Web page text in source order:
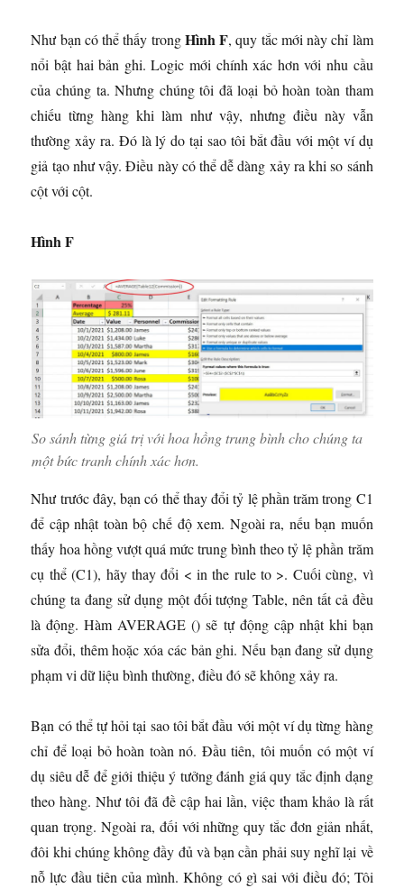
Như bạn có thể thấy trongHình F, quy tắc mới này chỉ làm
nổi bật hai bản ghi. Logic mới chính xác hơn với nhu cầu
của chúng ta. Nhưng chúng tôi đã loại bỏ hoàn toàn tham
chiếu từng hàng khi làm như vậy, nhưng điều này vẫn
thường xảy ra. Đó là lý do tại sao tôi bắt đầu với một ví dụ
giả tạo như vậy. Điều này có thể dễ dàng xảy ra khi so sánh
cột với cột.
Hình F
So sánh từng giá trị với hoa hồng trung bình cho chúng ta
một bức tranh chính xác hơn.
Như trước đây, bạn có thể thay đổi tỷ lệ phần trăm trong C1
để cập nhật toàn bộ chế độ xem. Ngoài ra, nếu bạn muốn
thấy hoa hồng vượt quá mức trung bình theo tỷ lệ phần trăm
cụ thể (C1), hãy thay đổi < in the rule to >. Cuối cùng, vì
chúng ta đang sử dụng một đối tượng Table, nên tất cả đều
là động. Hàm AVERAGE () sẽ tự động cập nhật khi bạn
sửa đổi, thêm hoặc xóa các bản ghi. Nếu bạn đang sử dụng
phạm vi dữ liệu bình thường, điều đó sẽ không xảy ra.
Bạn có thể tự hỏi tại sao tôi bắt đầu với một ví dụ từng hàng
chỉ để loại bỏ hoàn toàn nó. Đầu tiên, tôi muốn có một ví
dụ siêu dễ để giới thiệu ý tưởng đánh giá quy tắc định dạng
theo hàng. Như tôi đã đề cập hai lần, việc tham khảo là rất
quan trọng. Ngoài ra, đối với những quy tắc đơn giản nhất,
đôi khi chúng không đầy đủ và bạn cần phải suy nghĩ lại về
nỗ lực đầu tiên của mình. Không có gì sai với điều đó; Tôi